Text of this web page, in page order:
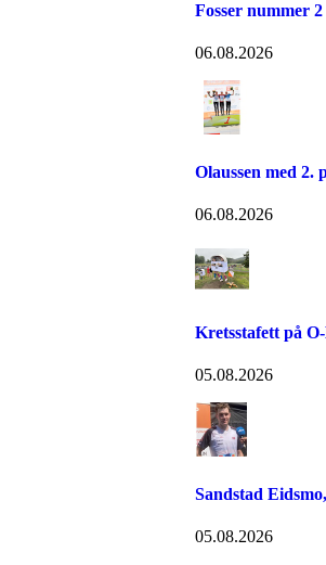
Fosser nummer
06.08.2026
Olaussen med 2.
06.08.2026
Kretsstafett på
05.08.2026
Sandstad
05.08.2026